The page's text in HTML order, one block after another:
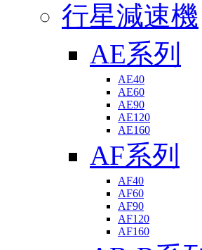
行星減速機
AE系列
AE40
AE60
AE90
AE120
AE160
AF系列
AF40
AF60
AF90
AF120
AF160